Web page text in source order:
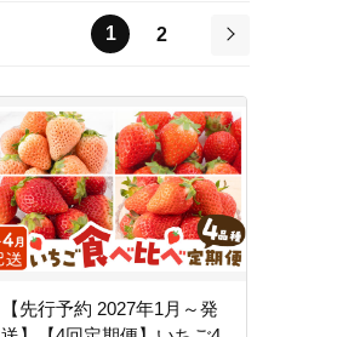
1
2
【先行予約 2027年1月～発